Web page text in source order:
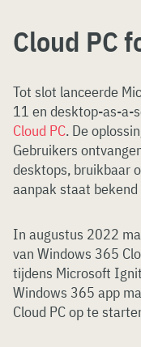
Cloud PC
Tot slot lanceerde
11 en desktop-as-a-
Cloud PC. De
Gebruikers
desktops, bruikbaar
aanpak staat
In augustus 2022
van Windows 365
tijdens Microsoft
Windows 365 app
Cloud PC op te